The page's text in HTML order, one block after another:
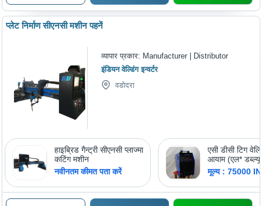
प्लेट निर्माण सीएनसी मशीन पहनें
व्यापार प्रकार: Manufacturer | Distributor
इंडियन वेल्डिंग इन्वर्टर
वडोदरा
हाइब्रिड गैन्ट्री सीएनसी प्लाज्मा
कटिंग मशीन
नवीनतम कीमत पता करें
एसी डीसी टिग
आयाम (एल*
560X364X302
मूल्य : 75000